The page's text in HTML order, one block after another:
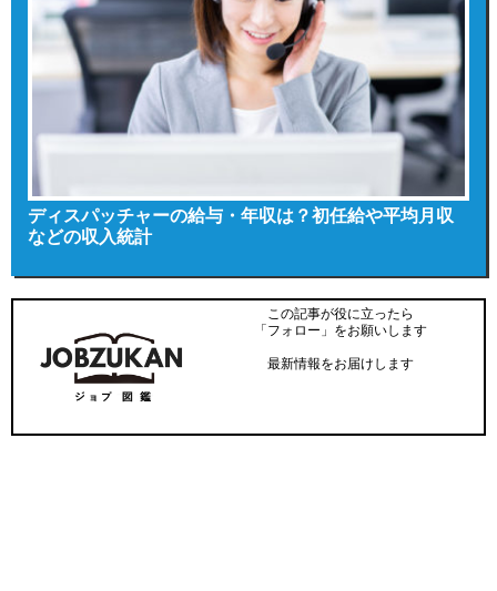
ディスパッチャーの給与・年収は？初任給や平均月収
などの収入統計
この記事が役に立ったら
「フォロー」をお願いします
最新情報をお届けします